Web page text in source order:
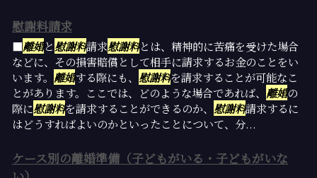
慰謝料請求
■離婚と慰謝料請求慰謝料とは、精神的に苦痛を受けた場合
などに、その損害賠償として相手に請求するお金のことをい
います。 離婚する際にも、 慰謝料を請求することが可能なこ
とがあります。ここでは、どのような場合であれば、 離婚の
際に慰謝料を請求することができるのか、 慰謝料請求するに
はどうすればよいのかといったことについて、分...
ケース別の離婚準備（子どもがいる・子どもがいな